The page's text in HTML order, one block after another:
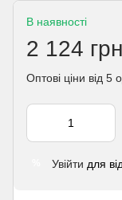
В наявності
2 124 грн
Оптові ціни від 5
Увійти для